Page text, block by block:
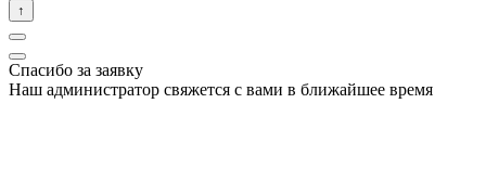
↑
Спасибо за заявку
Наш администратор свяжется с вами в ближайшее время